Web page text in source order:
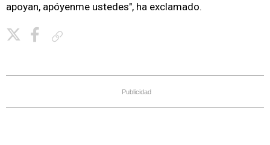
apoyan, apóyenme ustedes", ha exclamado.
Publicidad